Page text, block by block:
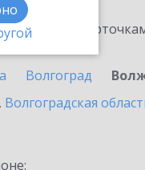
Волгоград
, Волгоградская